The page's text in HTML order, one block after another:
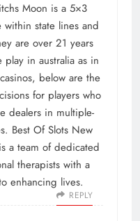
Moon is a 5×3
state lines and
are over 21 years
in australia as in
below are the
for players who
dealers in multiple-
Best Of Slots New
a team of dedicated
therapists with a
enhancing lives.
REPLY